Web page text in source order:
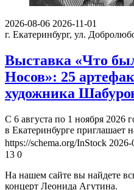
2026-08-06 2026-11-01
г. Екатеринбург, ул.
Выставка «Что
Носов»: 25
художника
С 6 августа по 1 ноября 2026
в Екатеринбурге приглашает
https://schema.org/InStock
13 0
На нашем сайте вы найдете
концерт Леонида Агутина.